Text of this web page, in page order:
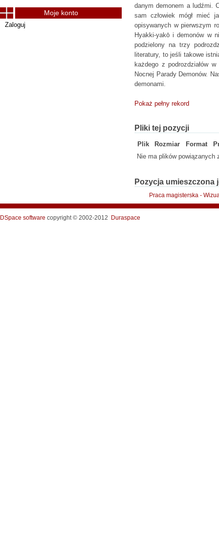
danym demonem a ludźmi.
sam człowiek mógł mieć
opisywanych w pierwszym
Hyakki-yakō i demonów w
podzielony na trzy
literatury, to jeśli takowe
każdego z podrozdziałów
Nocnej Parady Demonów.
demonami.
Pokaż pełny rekord
Pliki tej pozycji
Plik Rozmiar Format
Nie ma plików powiązanych
Pozycja
Praca magisterska -
Moje konto
Zaloguj
DSpace software copyright © 2002-2012 Duraspace